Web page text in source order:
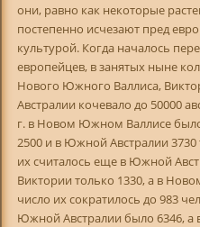
они, равно как некоторые
постепенно исчезают пред
культурой. Когда началось
европейцев, в занятых ныне
Нового Южного Валлиса,
Австралии кочевало до 50000
г. в Новом Южном Валлисе
2500 и в Южной Австралии 3730
их считалось еще в Южной
Виктории только 1330, а в
число их сократилось до 983
Южной Австралии было 6346, а